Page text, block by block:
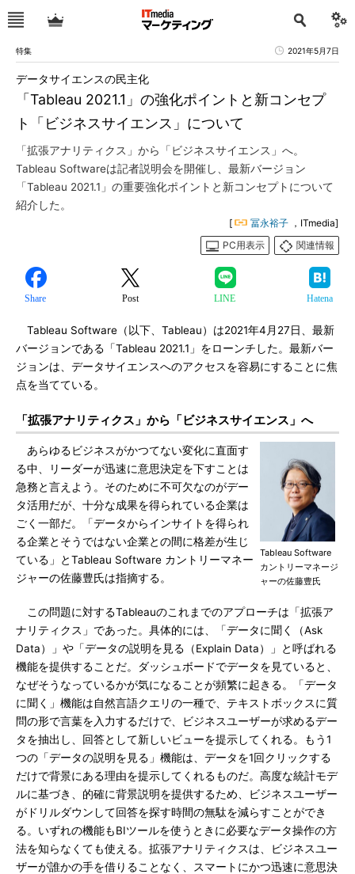
特集 2021年5月7日
「Tableau 2021.1」の強化ポイントと新コンセプ
ト「ビジネスサイエンス」について
データサイエンスの民主化
「拡張アナリティクス」から「ビジネスサイエンス」へ。
Tableau Softwareは記者説明会を開催し、最新バージョン
「Tableau 2021.1」の重要強化ポイントと新コンセプトについて
紹介した。
[ 冨永裕子 ，ITmedia]
PC用表示
関連情報
Share Post LINE Hatena
Tableau Software（以下、Tableau）は2021年4月27日、最新
バージョンである「Tableau 2021.1」をローンチした。最新バー
ジョンは、データサイエンスへのアクセスを容易にすることに焦
点を当てている。
「拡張アナリティクス」から「ビジネスサイエンス」へ
Tableau Software
カントリーマネージ
ャーの佐藤豊氏
あらゆるビジネスがかつてない変化に直面す
る中、リーダーが迅速に意思決定を下すことは
急務と言えよう。そのために不可欠なのがデー
タ活用だが、十分な成果を得られている企業は
ごく一部だ。「データからインサイトを得られ
る企業とそうではない企業との間に格差が生じ
ている」とTableau Software カントリーマネー
ジャーの佐藤豊氏は指摘する。
この問題に対するTableauのこれまでのアプローチは「拡張ア
ナリティクス」であった。具体的には、「データに聞く（Ask
Data）」や「データの説明を見る（Explain Data）」と呼ばれる
機能を提供することだ。ダッシュボードでデータを見ていると、
なぜそうなっているかが気になることが頻繁に起きる。「データ
に聞く」機能は自然言語クエリの一種で、テキストボックスに質
問の形で言葉を入力するだけで、ビジネスユーザーが求めるデー
タを抽出し、回答として新しいビューを提示してくれる。もう1
つの「データの説明を見る」機能は、データを1回クリックする
だけで背景にある理由を提示してくれるものだ。高度な統計モデ
ルに基づき、的確に背景説明を提供するため、ビジネスユーザー
がドリルダウンして回答を探す時間の無駄を減らすことができ
る。いずれの機能もBIツールを使うときに必要なデータ操作の方
法を知らなくても使える。拡張アナリティクスは、ビジネスユー
ザーが誰かの手を借りることなく、スマートにかつ迅速に意思決